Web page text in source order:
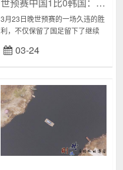
世预赛中国1比0韩国：别样的中国红
3月23日晚世预赛的一场久违的胜
利，不仅保留了国足留下了继续
头，更给不限于球迷的普通群众
一次还算痛快的宣泄机会。所以
03-24